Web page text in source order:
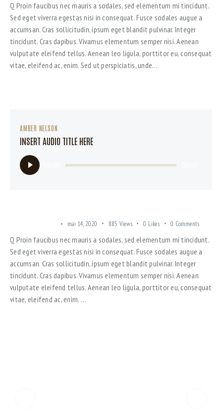
Q Proin faucibus nec mauris a sodales, sed elementum mi tincidunt.
Sed eget viverra egestas nisi in consequat. Fusce sodales augue a
accumsan. Cras sollicitudin, ipsum eget blandit pulvinar. Integer
tincidunt. Cras dapibus. Vivamus elementum semper nisi. Aenean
vulputate eleifend tellus. Aenean leo ligula, porttitor eu, consequat
vitae, eleifend ac, enim. Sed ut perspiciatis, unde…
AMBER NELSON
INSERT AUDIO TITLE HERE
Lecteur
audio
mai 14, 2020 885 Views 0 Likes 0 Comments
Q Proin faucibus nec mauris a sodales, sed elementum mi tincidunt.
Sed eget viverra egestas nisi in consequat. Fusce sodales augue a
accumsan. Cras sollicitudin, ipsum eget blandit pulvinar. Integer
tincidunt. Cras dapibus. Vivamus elementum semper nisi. Aenean
vulputate eleifend tellus. Aenean leo ligula, porttitor eu, consequat
vitae, eleifend ac, enim. …